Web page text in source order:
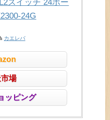
スイッチ 24ポー
24G
カエレバ
場
ッピング